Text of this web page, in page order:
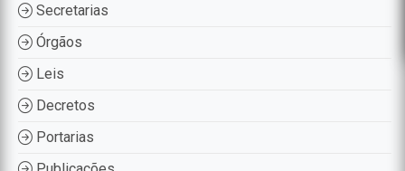
Secretarias
Órgãos
Leis
Decretos
Portarias